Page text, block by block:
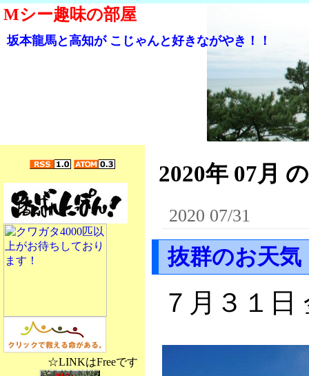
Mシー趣味の部屋
坂本龍馬と高知が こじゃんと好きながやき！！
☆LINKはFreeです
2020年 07月
2020 07/31
抜群のお天気
７月３１日